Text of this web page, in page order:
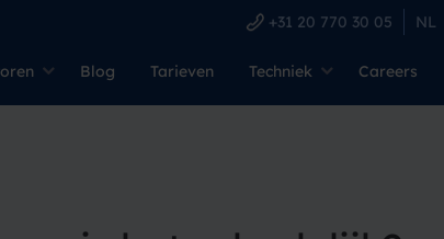
+31 20 770 30 05 NL
Blog Tarieven Techniek Careers